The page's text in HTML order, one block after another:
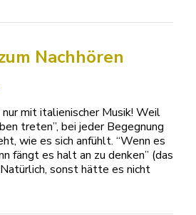
Nachhören
nur mit italienischer Musik! Weil
treten”, bei jeder Begegnung
wie es sich anfühlt. “Wenn es
fängt es halt an zu denken” (das
sonst hätte es nicht